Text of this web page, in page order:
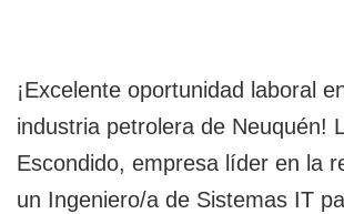
¡Excelente oportunidad laboral
industria petrolera de Neuquén!
Escondido, empresa líder en la
un Ingeniero/a de Sistemas IT